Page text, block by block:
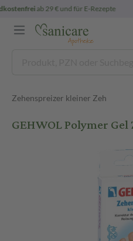
Heute bestellt,morgen geliefert
Zehenspreizer kleiner Zeh
GEHWOL Polymer